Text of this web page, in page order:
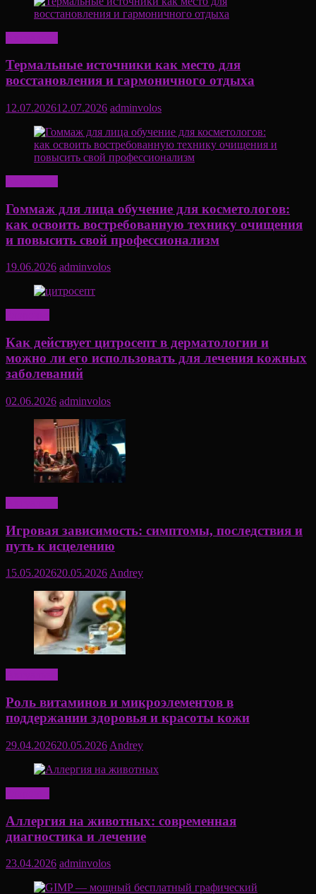
Термальные источники как место для
восстановления и гармоничного отдыха
12.07.202612.07.2026 adminvolos
Гоммаж для лица обучение для косметологов:
как освоить востребованную технику очищения
и повысить свой профессионализм
19.06.2026 adminvolos
Как действует цитросепт в дерматологии и
можно ли его использовать для лечения кожных
заболеваний
02.06.2026 adminvolos
Игровая зависимость: симптомы, последствия и
путь к исцелению
15.05.202620.05.2026 Andrey
Роль витаминов и микроэлементов в
поддержании здоровья и красоты кожи
29.04.202620.05.2026 Andrey
Аллергия на животных: современная
диагностика и лечение
23.04.2026 adminvolos